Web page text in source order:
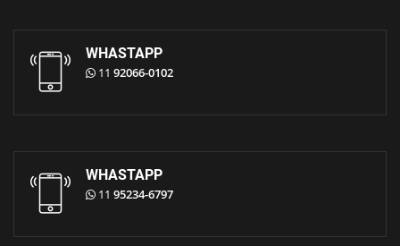
WHASTAPP
11 92066-0102
WHASTAPP
11 95234-6797